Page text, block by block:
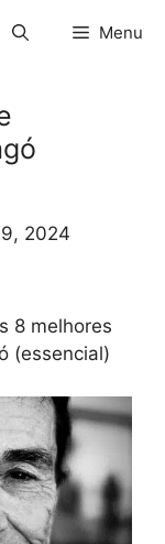
Menu
2024
8 melhores
(essencial)